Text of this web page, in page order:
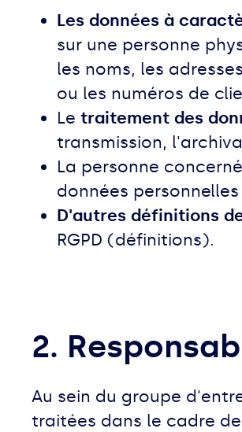
Les données à
sur une personne
les noms, les
ou les numéros de
Le traitement des
transmission,
La personne
données
D'autres définitions
RGPD (définitions).
2.
Au sein du groupe
traitées dans le cadre